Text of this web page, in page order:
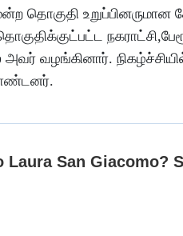
தொகுதி உறுப்பினருமான
வழங்கினார்.